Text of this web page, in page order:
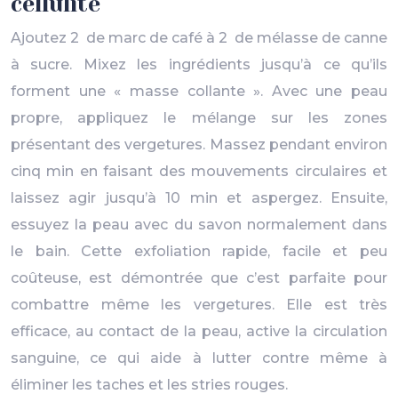
Ajoutez 2 de marc de café à 2 de mélasse de canne
à sucre. Mixez les ingrédients jusqu’à ce qu’ils
forment une « masse collante ». Avec une peau
propre, appliquez le mélange sur les zones
présentant des vergetures. Massez pendant environ
cinq min en faisant des mouvements circulaires et
laissez agir jusqu’à 10 min et aspergez. Ensuite,
essuyez la peau avec du savon normalement dans
le bain. Cette exfoliation rapide, facile et peu
coûteuse, est démontrée que c’est parfaite pour
combattre même les vergetures. Elle est très
efficace, au contact de la peau, active la circulation
sanguine, ce qui aide à lutter contre même à
éliminer les taches et les stries rouges.